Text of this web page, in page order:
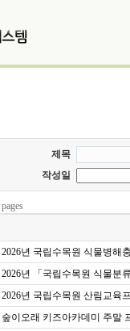
제목
작성일
pages
2026년 국립수목원 식물병해
2026년 「국립수목원 식물분
2026년 국립수목원 산림교육
숲이오래 키즈아카데미 주말